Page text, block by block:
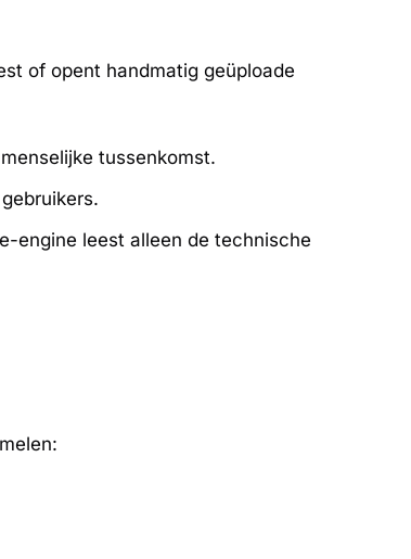
of opent handmatig geüploade
tussenkomst.
engine leest alleen de technische